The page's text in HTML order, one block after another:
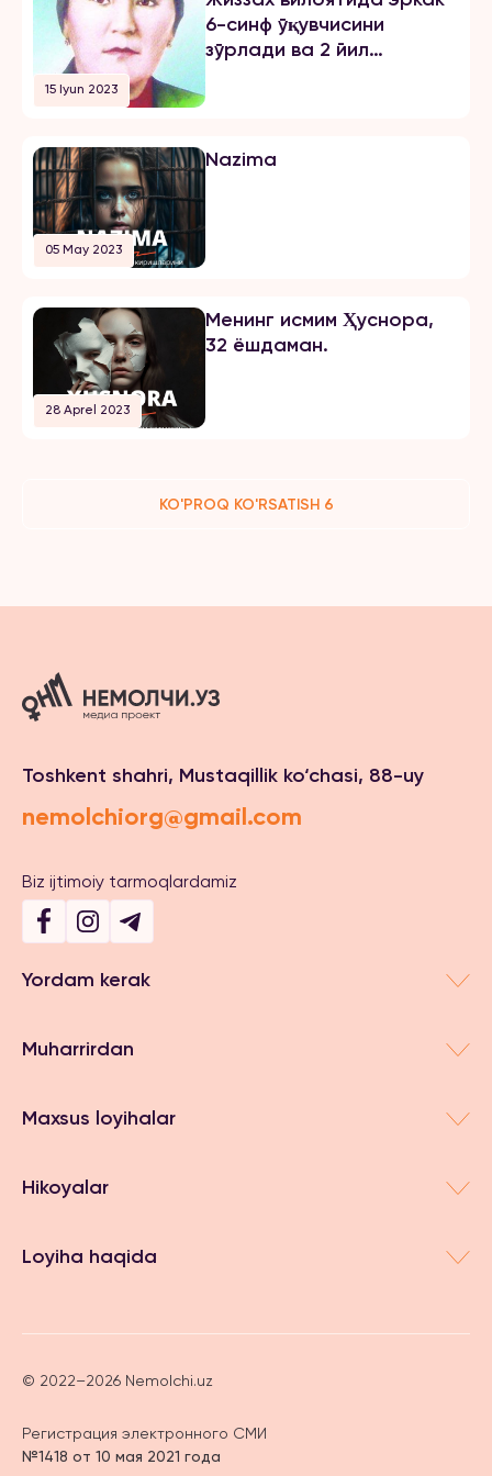
15 Iyun 2023
6-синф ўқувчисини
зўрлади ва 2 йил
05 May 2023
Nazima
28 Aprel 2023
Менинг исмим Ҳуснора,
32 ёшдаман.
KO'PROQ KO'RSATISH 6
Toshkent shahri, Mustaqillik ko‘chasi, 88-uy
nemolchiorg@gmail.com
Biz ijtimoiy tarmoqlardamiz
Yordam kerak
Muharrirdan
Maxsus loyihalar
Hikoyalar
Loyiha haqida
© 2022–2026 Nemolchi.uz
Регистрация электронного СМИ
№1418 от 10 мая 2021 года